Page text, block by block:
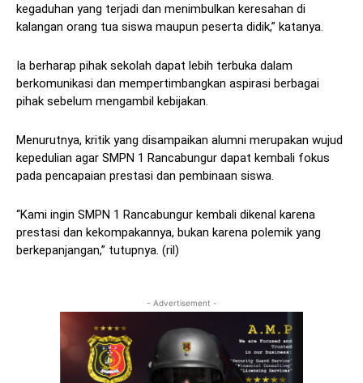
kegaduhan yang terjadi dan menimbulkan keresahan di
kalangan orang tua siswa maupun peserta didik,” katanya.
Ia berharap pihak sekolah dapat lebih terbuka dalam
berkomunikasi dan mempertimbangkan aspirasi berbagai
pihak sebelum mengambil kebijakan.
Menurutnya, kritik yang disampaikan alumni merupakan wujud
kepedulian agar SMPN 1 Rancabungur dapat kembali fokus
pada pencapaian prestasi dan pembinaan siswa.
“Kami ingin SMPN 1 Rancabungur kembali dikenal karena
prestasi dan kekompakannya, bukan karena polemik yang
berkepanjangan,” tutupnya. (ril)
- Advertisement -